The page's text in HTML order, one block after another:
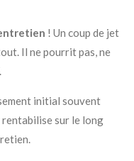
! Un coup de jet
Il ne pourrit pas, ne
initial souvent
rentabilise sur le long